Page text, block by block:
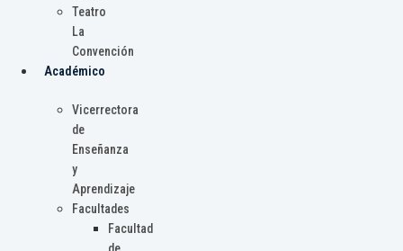
Teatro
La
Convención
Académico
Vicerrectora
de
Enseñanza
y
Aprendizaje
Facultades
Facultad